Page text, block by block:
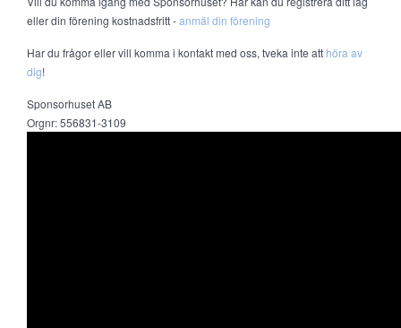
eller din förening kostnadsfritt -anmäl din förening
Har du frågor eller vill komma i kontakt med oss, tveka inte att höra av
dig!
Sponsorhuset AB
Orgnr: 556831-3109